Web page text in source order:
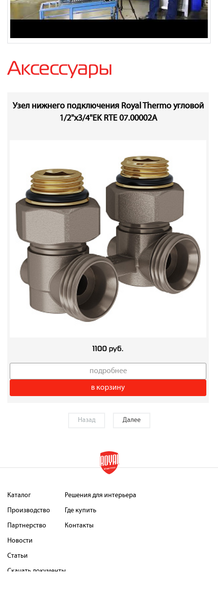
Аксессуары
Узел нижнего подключения Royal Thermo угловой
1/2"х3/4"EK RTE 07.00002А
1100 руб.
подробнее
в корзину
Назад Далее
Каталог
Производство
Партнерство
Решения для интерьера
Где купить
Контакты
Новости
Статьи
Скачать документы